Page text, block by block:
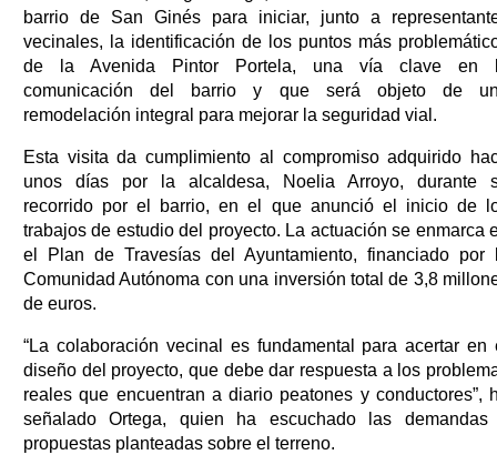
barrio de San Ginés para iniciar, junto a
vecinales, la identificación de los puntos más
de la Avenida Pintor Portela, una vía clave en
comunicación del barrio y que será objeto de
remodelación integral para mejorar la seguridad vial.
Esta visita da cumplimiento al compromiso adquirido
unos días por la alcaldesa, Noelia Arroyo, durante
recorrido por el barrio, en el que anunció el inicio de
trabajos de estudio del proyecto. La actuación se enmarca
el Plan de Travesías del Ayuntamiento, financiado por
Comunidad Autónoma con una inversión total de 3,8
de euros.
“La colaboración vecinal es fundamental para acertar en
diseño del proyecto, que debe dar respuesta a los
reales que encuentran a diario peatones y conductores”,
señalado Ortega, quien ha escuchado las demandas
propuestas planteadas sobre el terreno.